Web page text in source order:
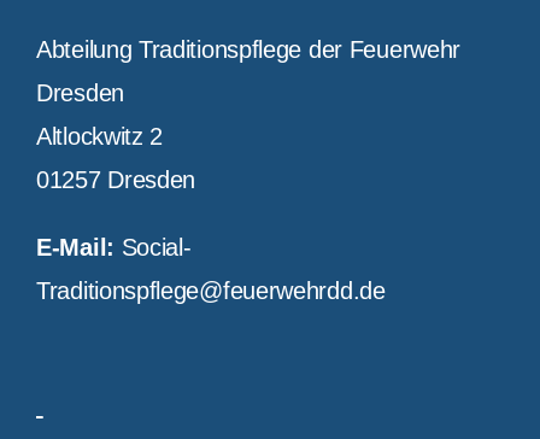
Abteilung Traditionspflege der Feuerwehr
Dresden
Altlockwitz 2
01257 Dresden
E-Mail: Social-
Traditionspflege@feuerwehrdd.de